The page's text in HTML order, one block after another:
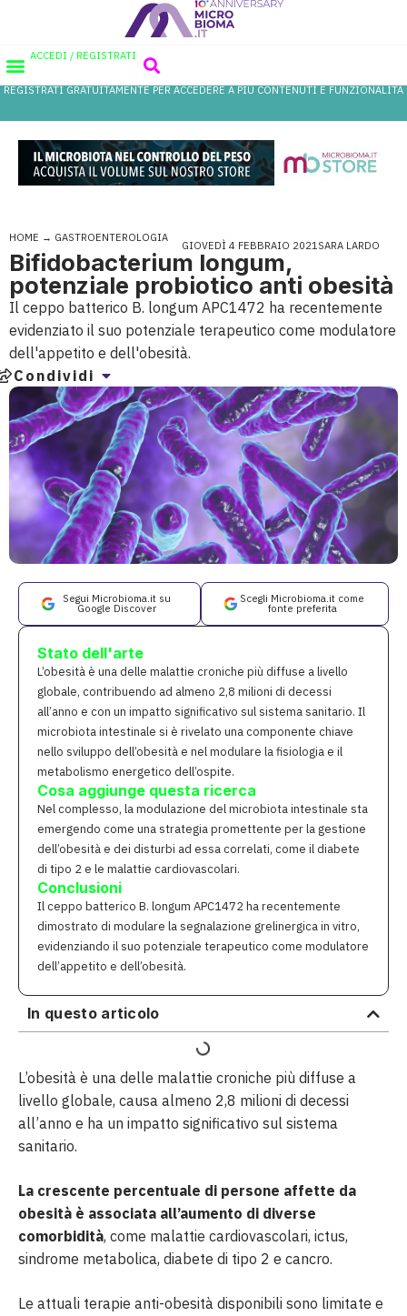
ACCEDI / REGISTRATI
REGISTRATI GRATUITAMENTE PER ACCEDERE A PIÙ CONTENUTI E FUNZIONALITÀ
HOME → GASTROENTEROLOGIA
GIOVEDÌ 4 FEBBRAIO 2021SARA LARDO
Bifidobacterium longum,
potenziale probiotico anti obesità
Il ceppo batterico B. longum APC1472 ha recentemente
evidenziato il suo potenziale terapeutico come modulatore
dell'appetito e dell'obesità.
Condividi
Segui Microbioma.it su
Google Discover
Scegli Microbioma.it come
fonte preferita
Stato dell'arte
L’obesità è una delle malattie croniche più diffuse a livello
globale, contribuendo ad almeno 2,8 milioni di decessi
all’anno e con un impatto significativo sul sistema sanitario. Il
microbiota intestinale si è rivelato una componente chiave
nello sviluppo dell’obesità e nel modulare la fisiologia e il
metabolismo energetico dell’ospite.
Cosa aggiunge questa ricerca
Nel complesso, la modulazione del microbiota intestinale sta
emergendo come una strategia promettente per la gestione
dell’obesità e dei disturbi ad essa correlati, come il diabete
di tipo 2 e le malattie cardiovascolari.
Conclusioni
Il ceppo batterico B. longum APC1472 ha recentemente
dimostrato di modulare la segnalazione grelinergica in vitro,
evidenziando il suo potenziale terapeutico come modulatore
dell’appetito e dell’obesità.
In questo articolo
L’obesità è una delle malattie croniche più diffuse a
livello globale, causa almeno 2,8 milioni di decessi
all’anno e ha un impatto significativo sul sistema
sanitario.
La crescente percentuale di persone affette da
obesità è associata all’aumento di diverse
comorbidità, come malattie cardiovascolari, ictus,
sindrome metabolica, diabete di tipo 2 e cancro.
Le attuali terapie anti-obesità disponibili sono limitate e